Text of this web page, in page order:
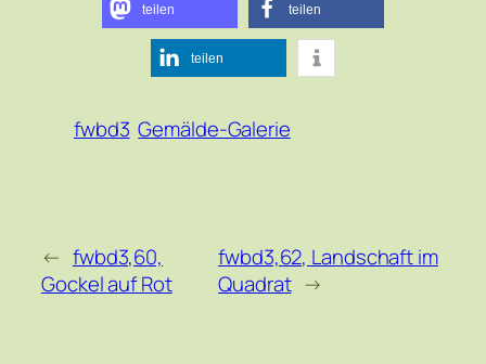
teilen teilen
teilen
fwbd3 Gemälde-Galerie
← fwbd3,60,
Gockel auf Rot
fwbd3,62, Landschaft im
Quadrat →